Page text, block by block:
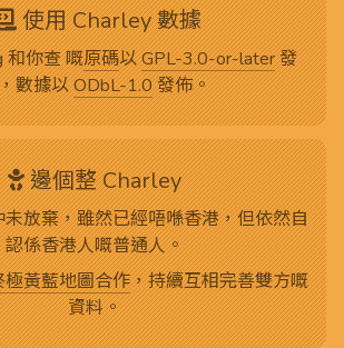
使用 Charley 數據
和你查 嘅原碼以GPL-3.0-or-later發
數據以ODbL-1.0發佈。
邊個整 Charley
放棄，雖然已經唔喺香港，但依然自
認係香港人嘅普通人。
極黃藍地圖合作，持續互相完善雙方嘅
資料。